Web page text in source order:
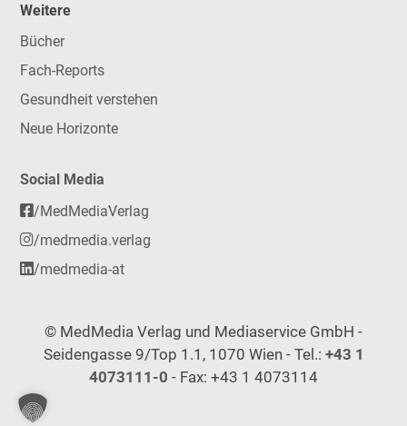
Weitere
Bücher
Fach-Reports
Gesundheit verstehen
Neue Horizonte
Social Media
/MedMediaVerlag
/medmedia.verlag
/medmedia-at
© MedMedia Verlag und Mediaservice GmbH -
Seidengasse 9/Top 1.1, 1070 Wien - Tel.: +43 1
4073111-0 - Fax: +43 1 4073114